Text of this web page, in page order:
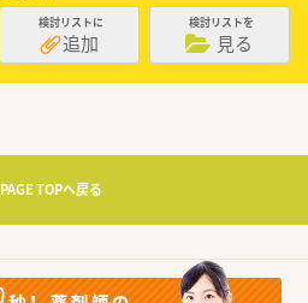
検討リストに
追加
検討リストを
見る
PAGE TOPへ戻る